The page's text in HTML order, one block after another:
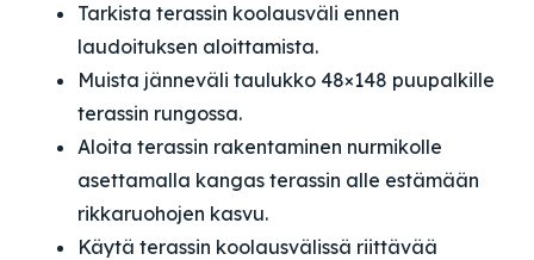
Tarkista terassin koolausväli ennen
laudoituksen aloittamista.
Muista jänneväli taulukko 48×148 puupalkille
terassin rungossa.
Aloita terassin rakentaminen nurmikolle
asettamalla kangas terassin alle estämään
rikkaruohojen kasvu.
Käytä terassin koolausvälissä riittävää